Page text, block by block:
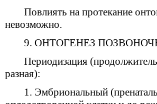
Повлиять на протекание
невозможно.
9. ОНТОГЕНЕЗ
Периодизация
разная):
1. Эмбриональный